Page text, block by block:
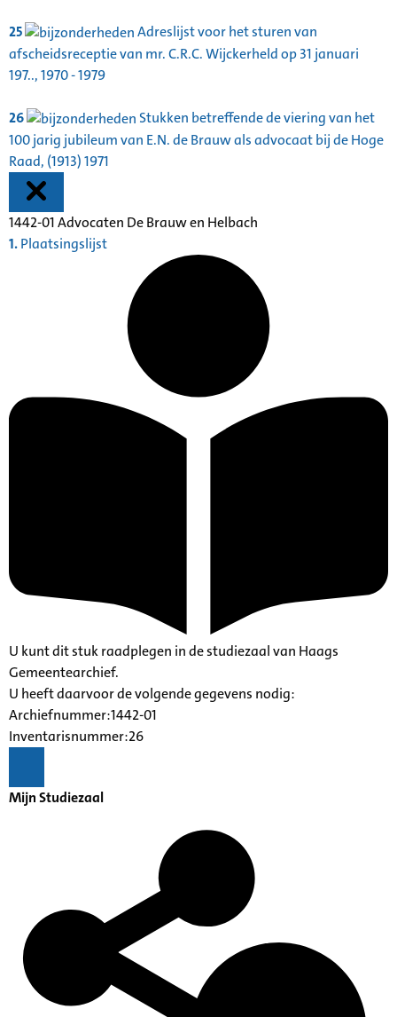
25
Adreslijst voor het sturen van
afscheidsreceptie van mr. C.R.C. Wijckerheld op 31 januari
197.., 1970 - 1979
26
Stukken betreffende de viering van het
100 jarig jubileum van E.N. de Brauw als advocaat bij de Hoge
Raad, (1913) 1971
1442-01 Advocaten De Brauw en Helbach
1.Plaatsingslijst
U kunt dit stuk raadplegen in de studiezaal van Haags
Gemeentearchief.
U heeft daarvoor de volgende gegevens nodig:
Archiefnummer:1442-01
Inventarisnummer:26
Mijn Studiezaal